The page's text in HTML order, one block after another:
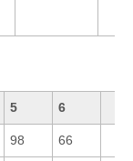
5 6
98 66